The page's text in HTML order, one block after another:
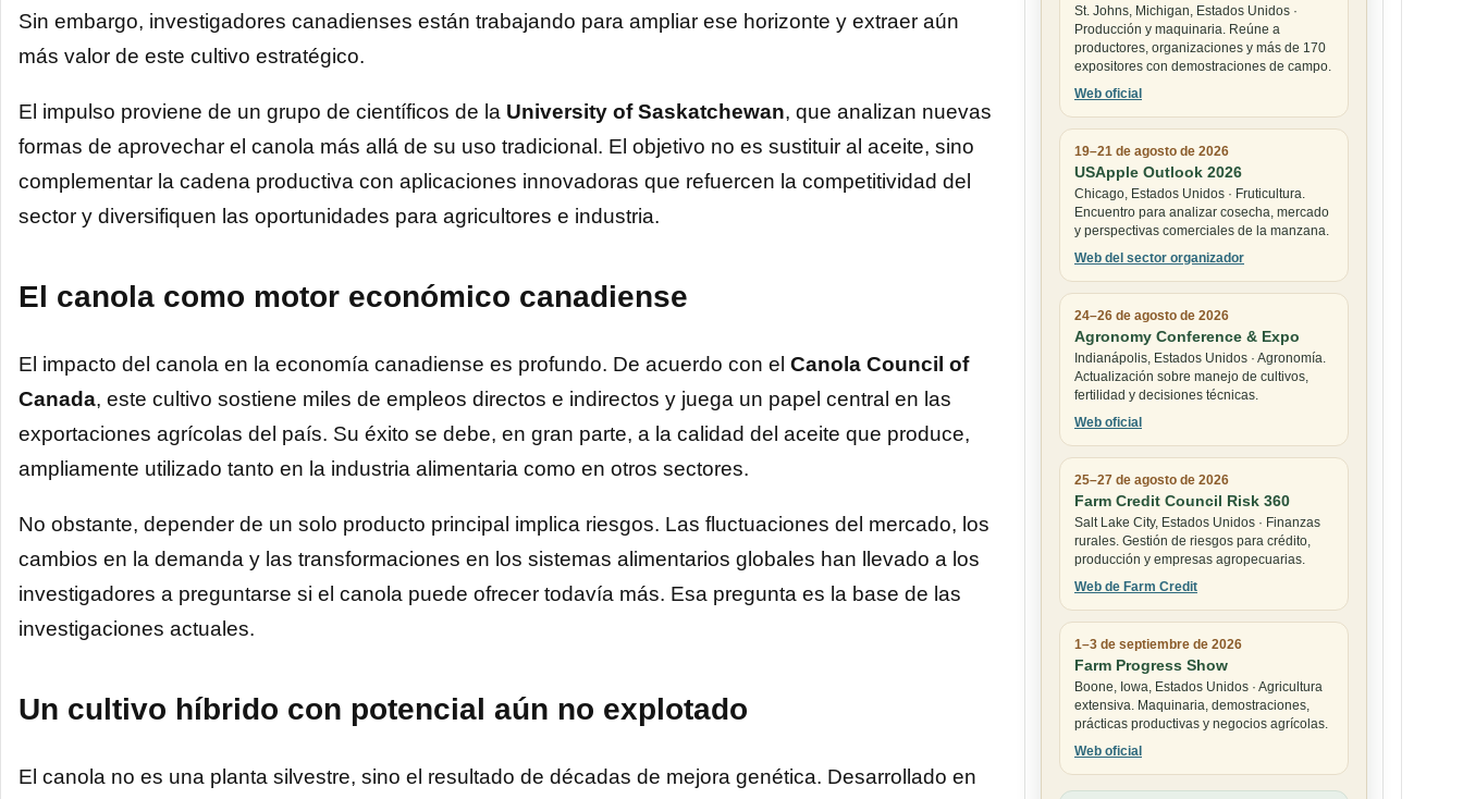
Sin embargo, investigadores canadienses están trabajando para ampliar ese horizonte y extraer aún
más valor de este cultivo estratégico.
El impulso proviene de un grupo de científicos de la University of Saskatchewan, que analizan nuevas
formas de aprovechar el canola más allá de su uso tradicional. El objetivo no es sustituir al aceite, sino
complementar la cadena productiva con aplicaciones innovadoras que refuercen la competitividad del
sector y diversifiquen las oportunidades para agricultores e industria.
El canola como motor económico canadiense
El impacto del canola en la economía canadiense es profundo. De acuerdo con el Canola Council of
Canada, este cultivo sostiene miles de empleos directos e indirectos y juega un papel central en las
exportaciones agrícolas del país. Su éxito se debe, en gran parte, a la calidad del aceite que produce,
ampliamente utilizado tanto en la industria alimentaria como en otros sectores.
No obstante, depender de un solo producto principal implica riesgos. Las fluctuaciones del mercado, los
cambios en la demanda y las transformaciones en los sistemas alimentarios globales han llevado a los
investigadores a preguntarse si el canola puede ofrecer todavía más. Esa pregunta es la base de las
investigaciones actuales.
Un cultivo híbrido con potencial aún no explotado
El canola no es una planta silvestre, sino el resultado de décadas de mejora genética. Desarrollado en
St. Johns, Michigan, Estados Unidos ·
Producción y maquinaria. Reúne a
productores, organizaciones y más de 170
expositores con demostraciones de campo.
Web oficial
19–21 de agosto de 2026
USApple Outlook 2026
Chicago, Estados Unidos · Fruticultura.
Encuentro para analizar cosecha, mercado
y perspectivas comerciales de la manzana.
Web del sector organizador
24–26 de agosto de 2026
Agronomy Conference & Expo
Indianápolis, Estados Unidos · Agronomía.
Actualización sobre manejo de cultivos,
fertilidad y decisiones técnicas.
Web oficial
25–27 de agosto de 2026
Farm Credit Council Risk 360
Salt Lake City, Estados Unidos · Finanzas
rurales. Gestión de riesgos para crédito,
producción y empresas agropecuarias.
Web de Farm Credit
1–3 de septiembre de 2026
Farm Progress Show
Boone, Iowa, Estados Unidos · Agricultura
extensiva. Maquinaria, demostraciones,
prácticas productivas y negocios agrícolas.
Web oficial